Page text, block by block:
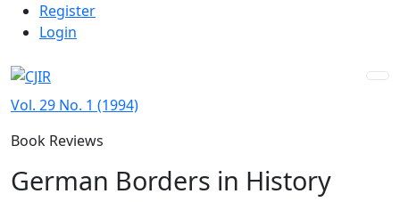
Skip to main navigation menu
Skip to main content
Skip to site footer
Admin menu
Register
Login
Vol. 29 No. 1 (1994)
Book Reviews
German Borders in History